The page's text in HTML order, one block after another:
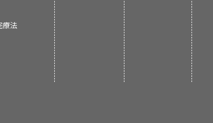
臓の近くに位置して
2つの部分に分けら
影法は3相CTと呼ばれま
では、らせん軌道を描き
内領域の精細な連続画像
電波、コンピュータを用い
像撮影も行います。この
健康な肝臓を移植します。肝
臓のドナーがみつかった場合
、必要に応じて他の治療が
療法